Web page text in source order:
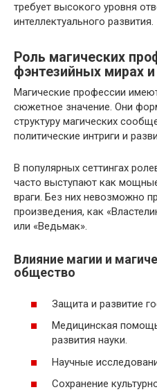
требует высокого уровня
интеллектуального развития.
Роль магических
фэнтезийных мирах и
Магические профессии
сюжетное значение. Они
структуру магических
политические интриги и
В популярных сеттингах
часто выступают как
враги. Без них невозможно
произведения, как
или «Ведьмак».
Влияние магии и
общество
Защита и развитие
Медицинская
развития науки.
Научные
Сохранение